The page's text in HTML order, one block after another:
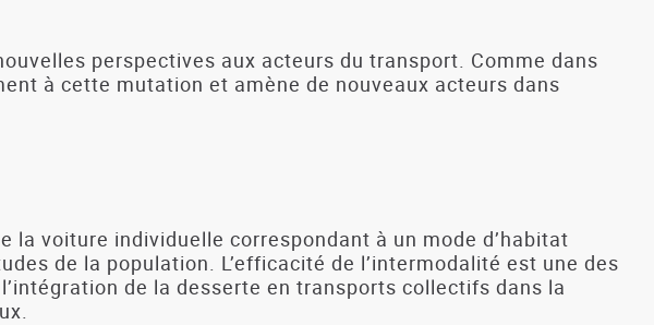
perspectives aux acteurs du transport. Comme dans
à cette mutation et amène de nouveaux acteurs dans
la voiture individuelle correspondant à un mode d’habitat
de la population. L’efficacité de l’intermodalité est une des
de la desserte en transports collectifs dans la